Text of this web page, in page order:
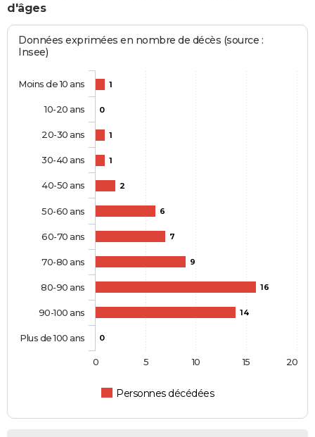
d'âges
Données exprimées en nombre de décès (source :
Insee)
1
0
1
1
2
6
7
9
16
14
0
Personnes décédées
Moins de 10 ans
10-20 ans
20-30 ans
30-40 ans
40-50 ans
50-60 ans
60-70 ans
70-80 ans
80-90 ans
90-100 ans
Plus de 100 ans
0 5 10 15 20